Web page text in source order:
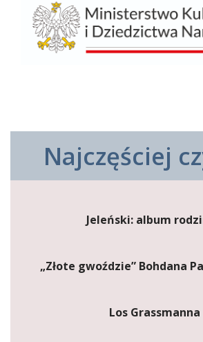
Najczęściej
Jeleński: album
„Złote gwoździe” Bohdana
Los Grassmanna